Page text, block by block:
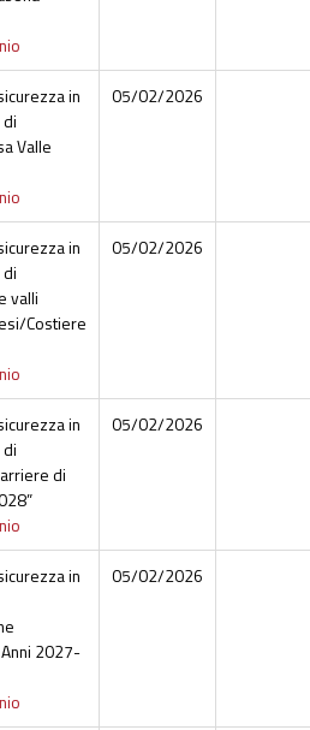
in
Valle
05/02/2026
in
valli
Costiere
05/02/2026
in
di
05/02/2026
in
2027-
05/02/2026